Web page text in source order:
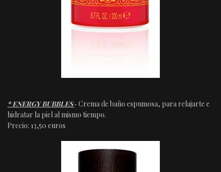
* ENERGY BUBBLES‐ Crema de baño espumosa, para relajarte e
hidratar la piel al mismo tiempo.
Precio: 13,50 euros